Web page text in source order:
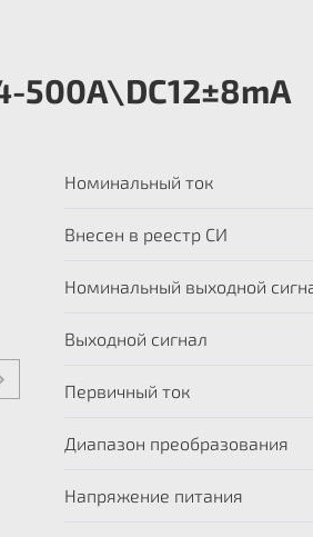
500A\DC12±8mA
Номинальный ток
Внесен в реестр СИ
Номинальный выходной
Выходной сигнал
Первичный ток
Диапазон преобразования
Напряжение питания